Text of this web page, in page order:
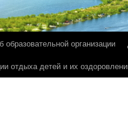
образовательной организации
отдыха детей и их